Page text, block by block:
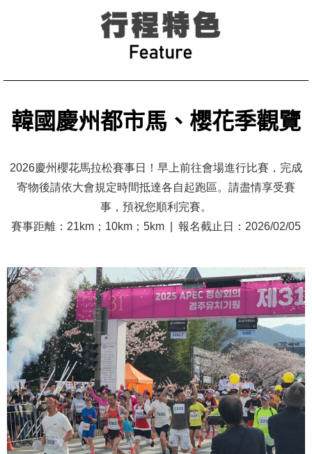
韓國慶州都市馬、櫻花季觀覽
2026慶州櫻花馬拉松賽事日！早上前往會場進行比賽，完成
寄物後請依大會規定時間抵達各自起跑區。請盡情享受賽
事，預祝您順利完賽。
賽事距離：21km ；10km ；5km | 報名截止日：2026/02/05